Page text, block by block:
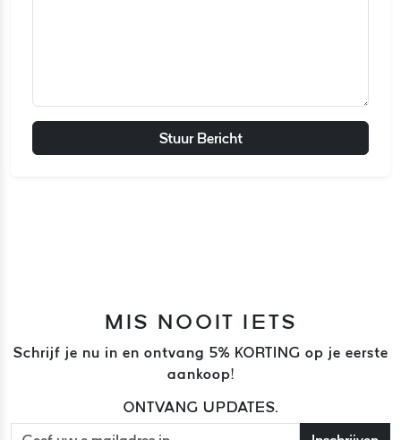
Stuur Bericht
MIS NOOIT IETS
Schrijf je nu in en ontvang 5% KORTING op je eerste
aankoop!
ONTVANG UPDATES.